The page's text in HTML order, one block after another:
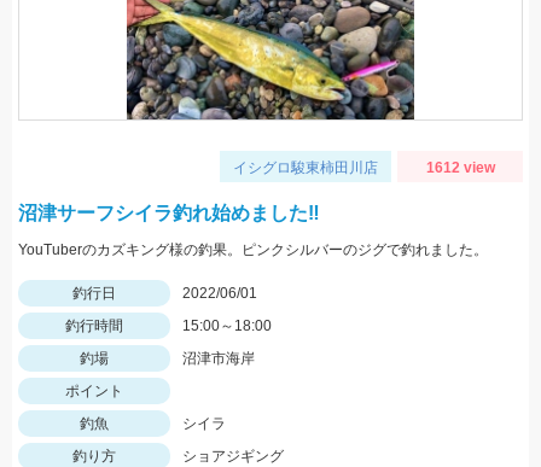
イシグロ駿東柿田川店 1612 view
沼津サーフシイラ釣れ始めました‼
YouTuberのカズキング様の釣果。ピンクシルバーのジグで釣れました。
釣行日
2022/06/01
釣行時間
15:00～18:00
釣場
沼津市海岸
ポイント
釣魚
シイラ
釣り方
ショアジギング